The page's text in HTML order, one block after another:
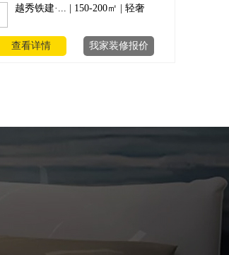
越秀铁建·... | 150-200㎡ | 轻奢
查看详情 我家装修报价